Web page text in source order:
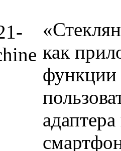
как
функции